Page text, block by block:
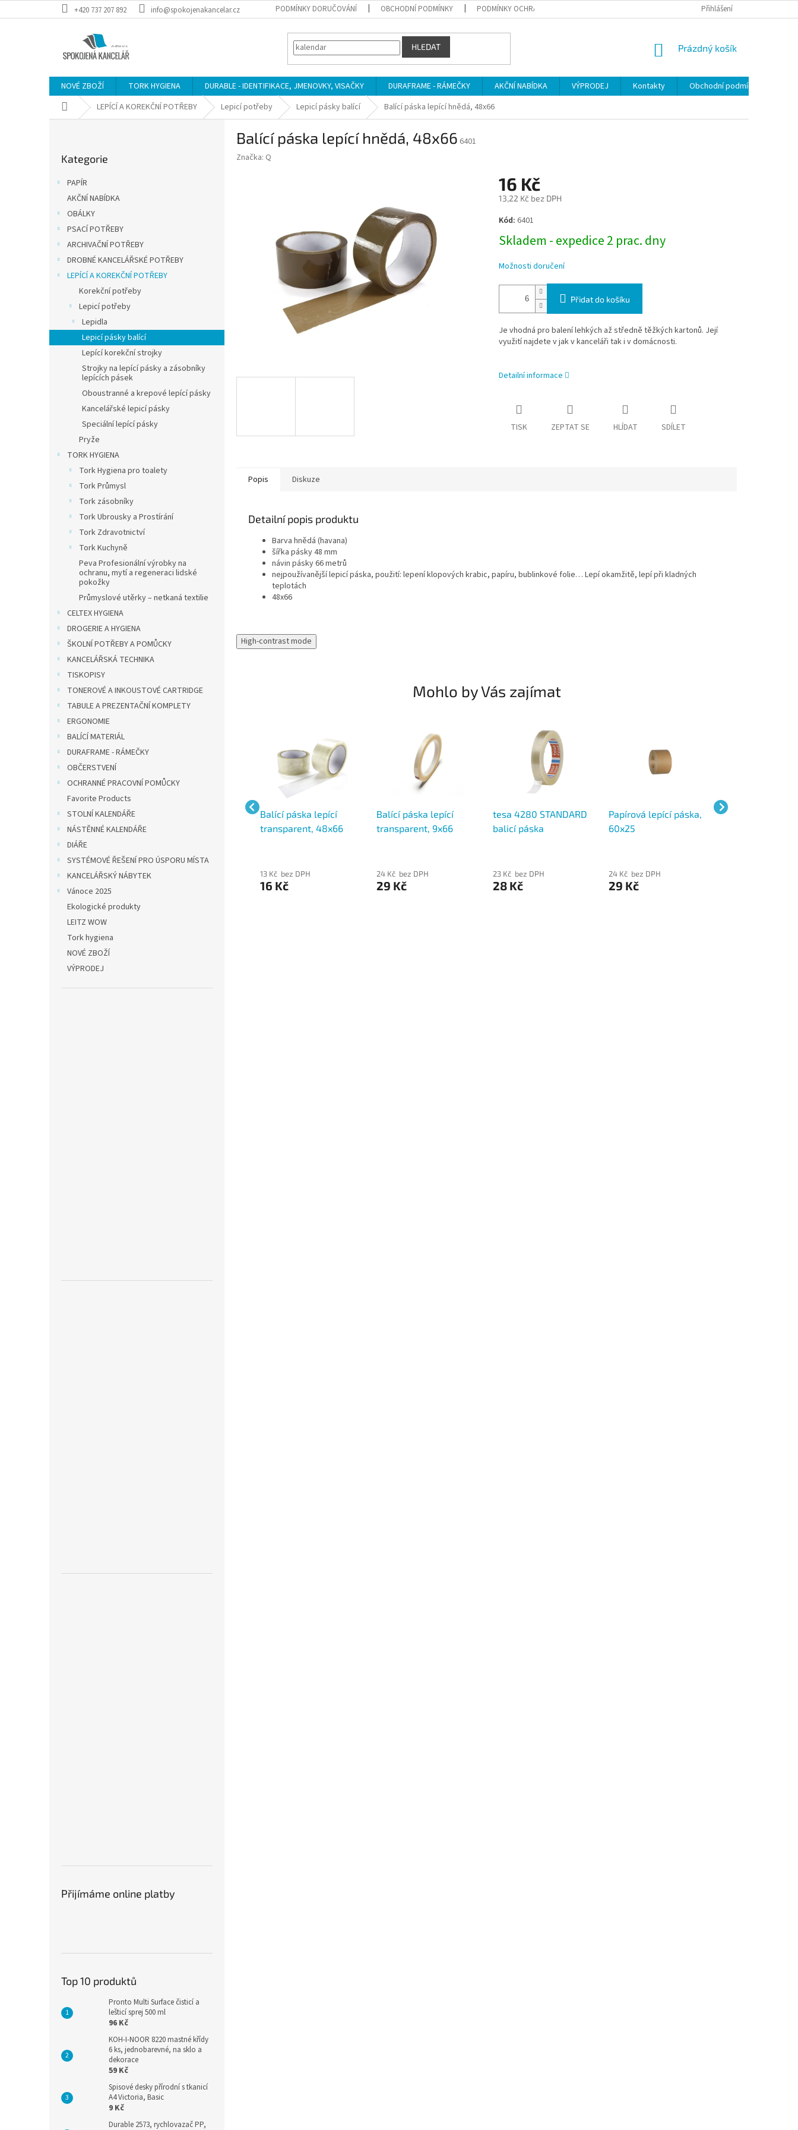
na
+420 737 207 892 info@spokojenakancelar.cz PODMÍNKY DORUČOVÁNÍ OBCHODNÍ PODMÍNKY PODMÍNKY OCHRANY OSOBNÍCH ÚDAJŮ Přihlášení
HLEDAT
NÁKUPNÍ
Prázdný košík
NOVÉ ZBOŽÍ TORK HYGIENA DURABLE - IDENTIFIKACE, JMENOVKY, VISAČKY DURAFRAME - RÁMEČKY AKČNÍ NABÍDKA VÝPRODEJ Kontakty
Obchodní podmínky
Domů LEPÍCÍ A KOREKČNÍ POTŘEBY Lepicí potřeby Lepicí pásky balící Balící páska lepící hnědá, 48x66
kategorie
Kategorie
PAPÍR
AKČNÍ NABÍDKA
OBÁLKY
PSACÍ POTŘEBY
ARCHIVAČNÍ POTŘEBY
DROBNÉ KANCELÁŘSKÉ POTŘEBY
LEPÍCÍ A KOREKČNÍ POTŘEBY
Korekční potřeby
Lepicí potřeby
Lepidla
Lepicí pásky balící
Lepící korekční strojky
Strojky na lepící pásky a zásobníky
lepících pásek
Oboustranné a krepové lepící pásky
Kancelářské lepicí pásky
Speciální lepící pásky
Pryže
TORK HYGIENA
Tork Hygiena pro toalety
Tork Průmysl
Tork zásobníky
Tork Ubrousky a Prostírání
Tork Zdravotnictví
Tork Kuchyně
Peva Profesionální výrobky na
ochranu, mytí a regeneraci lidské
pokožky
Průmyslové utěrky – netkaná textilie
CELTEX HYGIENA
DROGERIE A HYGIENA
ŠKOLNÍ POTŘEBY A POMŮCKY
KANCELÁŘSKÁ TECHNIKA
TISKOPISY
TONEROVÉ A INKOUSTOVÉ CARTRIDGE
TABULE A PREZENTAČNÍ KOMPLETY
ERGONOMIE
BALÍCÍ MATERIÁL
DURAFRAME - RÁMEČKY
OBČERSTVENÍ
OCHRANNÉ PRACOVNÍ POMŮCKY
Favorite Products
STOLNÍ KALENDÁŘE
NÁSTĚNNÉ KALENDÁŘE
DIÁŘE
SYSTÉMOVÉ ŘEŠENÍ PRO ÚSPORU MÍSTA
KANCELÁŘSKÝ NÁBYTEK
Vánoce 2025
Ekologické produkty
LEITZ WOW
Tork hygiena
NOVÉ ZBOŽÍ
VÝPRODEJ
Přijímáme online platby
Top 10 produktů
Pronto Multi Surface čisticí a
lešticí sprej 500 ml
96 Kč
KOH-I-NOOR 8220 mastné křídy
6 ks, jednobarevné, na sklo a
dekorace
59 Kč
Spisové desky přírodní s tkanicí
A4 Victoria, Basic
9 Kč
Durable 2573, rychlovazač PP,
Balící páska lepící hnědá, 48x66 6401
Značka: Q
16 Kč
13,22 Kč bez DPH
Měrná
cena:
Kód: 6401
Skladem - expedice 2 prac. dny
Možnosti doručení
Přidat do košíku
Je vhodná pro balení lehkých až středně těžkých kartonů. Její
využití najdete v jak v kanceláři tak i v domácnosti.
Detailní informace
TISK ZEPTAT SE HLÍDAT SDÍLET
Popis Diskuze
Detailní popis produktu
Barva hnědá (havana)
šířka pásky 48 mm
návin pásky 66 metrů
nejpoužívanější lepicí páska, použití: lepení klopových krabic, papíru, bublinkové folie… Lepí okamžitě, lepí při kladných
teplotách
48x66
High-contrast mode
Mohlo by Vás zajímat
Papírová lepící páska,
12 Kč bez DPH
48x66, potisk Fragile -
34 Kč bez DPH
Balící páska lepící
transparent, 48x66
13 Kč bez DPH
16 Kč
Balící páska lepící
transparent, 9x66
24 Kč bez DPH
29 Kč
tesa 4280 STANDARD
balicí páska
23 Kč bez DPH
28 Kč
Papírová lepící páska,
60x25
24 Kč bez DPH
29 Kč
Papírová lepící